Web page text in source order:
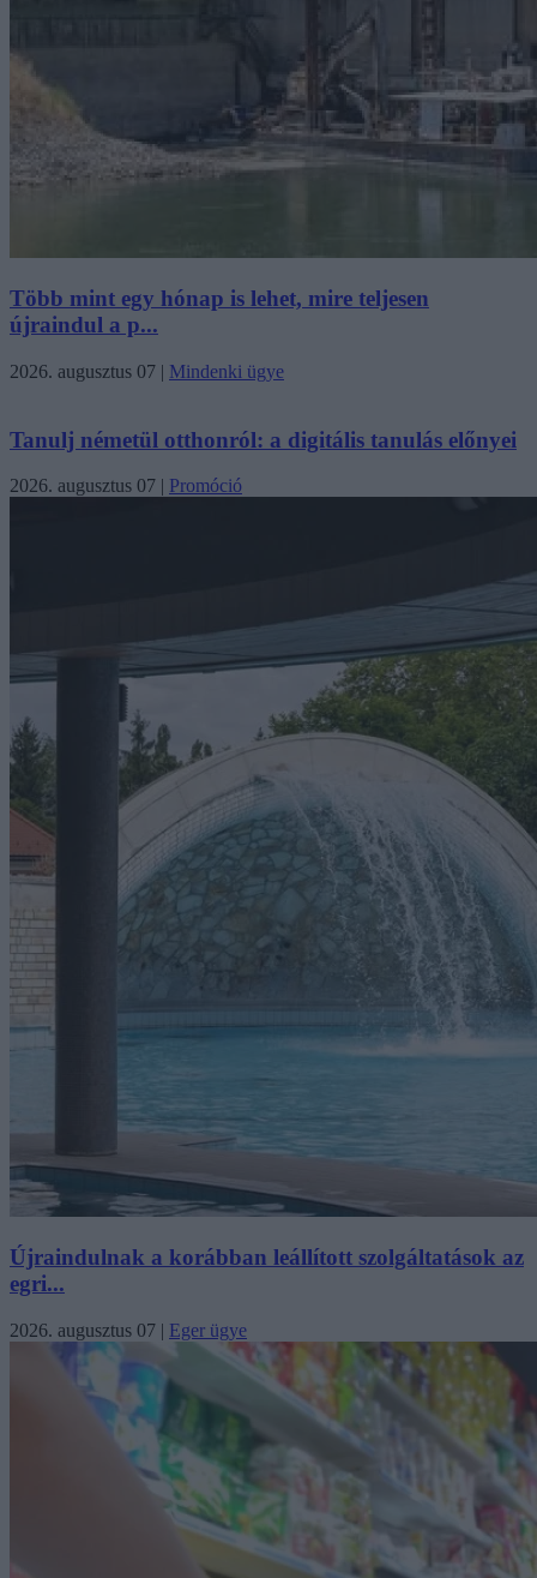
Több mint egy hónap is lehet, mire teljesen
újraindul a p...
2026. augusztus 07 | Mindenki ügye
Tanulj németül otthonról: a digitális tanulás előnyei
2026. augusztus 07 | Promóció
Újraindulnak a korábban leállított szolgáltatások az
egri...
2026. augusztus 07 | Eger ügye